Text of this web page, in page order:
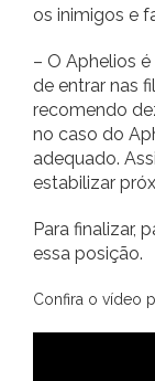
os inimigos e
– O Aphelios
de entrar nas
recomendo
no caso do
adequado.
estabilizar
Para finalizar,
essa posição.
Confira o vídeo